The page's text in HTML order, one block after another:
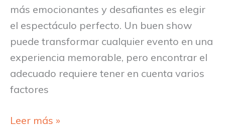
más emocionantes y desafiantes es elegir
el espectáculo perfecto. Un buen show
puede transformar cualquier evento en una
experiencia memorable, pero encontrar el
adecuado requiere tener en cuenta varios
factores
Leer más »